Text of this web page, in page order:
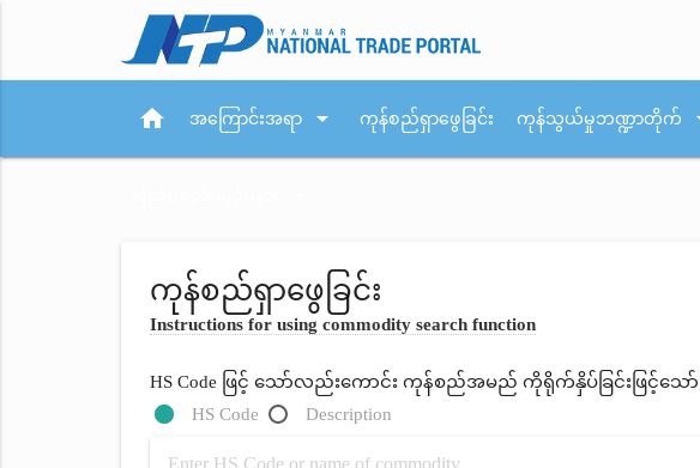
home အကြောင်းအရာ arrow_drop_down ကုန်စည်ရှာဖွေခြင်း ကုန်သွယ်မှုဘဏ္ဍာတိုက်
ကုန်စည်ရှာဖွေခြင်း
Instructions for using commodity search function
HS Code ဖြင့် သော်လည်းကောင်း ကုန်စည်အမည် ကိုရိုက်နှိပ်ခြင်းဖြင့်သေ
HS Code
Description